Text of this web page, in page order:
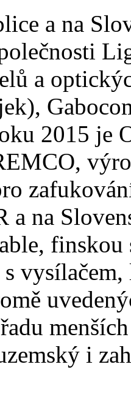
a na
a
2015 je
a na
i